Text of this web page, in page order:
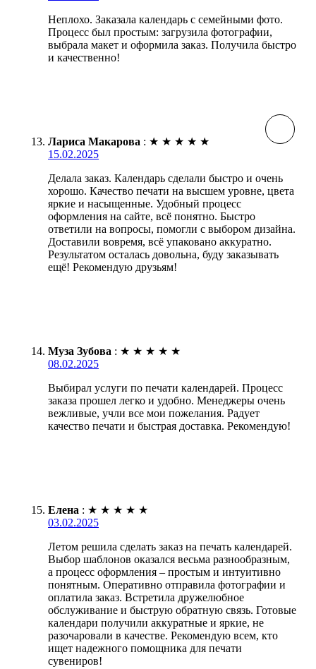
Неплохо. Заказала календарь с семейными фото.
Процесс был простым: загрузила фотографии,
выбрала макет и оформила заказ. Получила быстро
и качественно!
Лариса Макарова : ★ ★ ★ ★ ★
15.02.2025
Делала заказ. Календарь сделали быстро и очень
хорошо. Качество печати на высшем уровне, цвета
яркие и насыщенные. Удобный процесс
оформления на сайте, всё понятно. Быстро
ответили на вопросы, помогли с выбором дизайна.
Доставили вовремя, всё упаковано аккуратно.
Результатом осталась довольна, буду заказывать
ещё! Рекомендую друзьям!
Муза Зубова : ★ ★ ★ ★ ★
08.02.2025
Выбирал услуги по печати календарей. Процесс
заказа прошел легко и удобно. Менеджеры очень
вежливые, учли все мои пожелания. Радует
качество печати и быстрая доставка. Рекомендую!
Елена : ★ ★ ★ ★ ★
03.02.2025
Летом решила сделать заказ на печать календарей.
Выбор шаблонов оказался весьма разнообразным,
а процесс оформления – простым и интуитивно
понятным. Оперативно отправила фотографии и
оплатила заказ. Встретила дружелюбное
обслуживание и быструю обратную связь. Готовые
календари получили аккуратные и яркие, не
разочаровали в качестве. Рекомендую всем, кто
ищет надежного помощника для печати
сувениров!